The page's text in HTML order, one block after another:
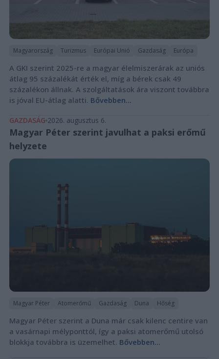
Magyarország Turizmus Európai Unió Gazdaság Európa
A GKI szerint 2025-re a magyar élelmiszerárak az uniós
átlag 95 százalékát érték el, míg a bérek csak 49
százalékon állnak. A szolgáltatások ára viszont továbbra
is jóval EU-átlag alatti. Bővebben...
GAZDASÁG 2026. augusztus 6.
Magyar Péter szerint javulhat a paksi erőmű
helyzete
Magyar Péter Atomerőmű Gazdaság Duna Hőség
Magyar Péter szerint a Duna már csak kilenc centire van
a vasárnapi mélyponttól, így a paksi atomerőmű utolsó
blokkja továbbra is üzemelhet. Bővebben...